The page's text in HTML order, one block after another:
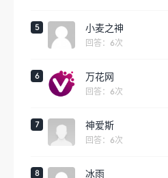
5 小麦之神
回答：6次
6 万花网
回答：6次
7 神爱斯
回答：6次
8 冰雨